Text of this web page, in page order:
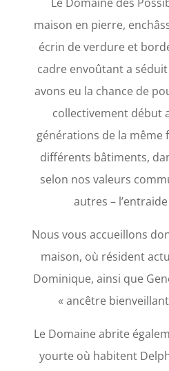
maison en pierre,
écrin de verdure et
cadre envoûtant a
avons eu la chance de
collectivement début
générations de la même
différents bâtiments,
selon nos valeurs
autres –
Nous vous accueillons
maison, où résident
Dominique, ainsi que
« ancêtre
Le Domaine abrite
yourte où habitent